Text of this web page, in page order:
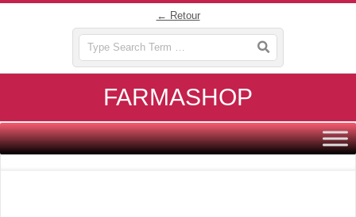
← Retour
FARMASHOP
Primary
Navigation